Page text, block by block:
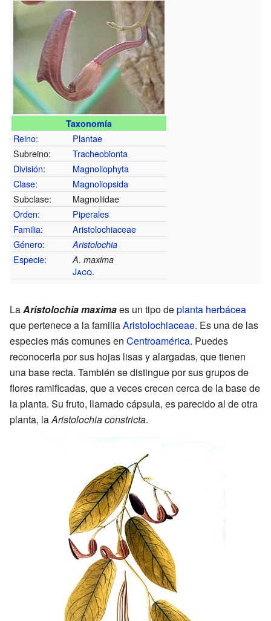
Taxonomía
Reino:
Plantae
Subreino:
Tracheobionta
División:
Magnoliophyta
Clase:
Magnoliopsida
Subclase:
Magnoliidae
Orden:
Piperales
Familia:
Aristolochiaceae
Género: Aristolochia
Especie: A. maxima
Jacq.
LaAristolochia maximaes un tipo deplanta herbácea
que pertenece a la familiaAristolochiaceae. Es una de las
especies más comunes en Centroamérica. Puedes
reconocerla por sus hojas lisas y alargadas, que tienen
una base recta. También se distingue por sus grupos de
flores ramificadas, que a veces crecen cerca de la base de
la planta. Su fruto, llamado cápsula, es parecido al de otra
planta, laAristolochia constricta.